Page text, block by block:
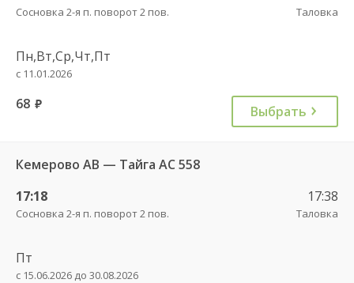
Сосновка 2-я п. поворот 2 пов. Таловка
Пн,Вт,Ср,Чт,Пт
с 11.01.2026
68 руб. Выбрать
Кемерово АВ — Тайга АС 558
17:18
Сосновка 2-я п. поворот 2 пов.
17:38
Таловка
Пт
с 15.06.2026 до 30.08.2026